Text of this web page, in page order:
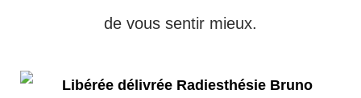
de vous sentir mieux.